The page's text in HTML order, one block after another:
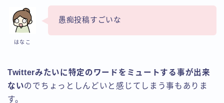
はなこ
愚痴投稿すごいな
Twitterみたいに特定のワードをミュートする事が出来
ないのでちょっとしんどいと感じてしまう事もありま
す。